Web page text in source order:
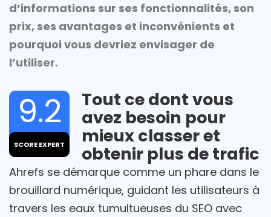
d’informations sur ses fonctionnalités, son
prix, ses avantages et inconvénients et
pourquoi vous devriez envisager de
l’utiliser.
9.2
SCORE EXPERT
Tout ce dont vous
avez besoin pour
mieux classer et
obtenir plus de trafic
Ahrefs se démarque comme un phare dans le
brouillard numérique, guidant les utilisateurs à
travers les eaux tumultueuses du SEO avec